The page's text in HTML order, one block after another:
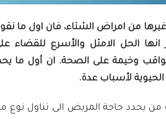
من امراض الشتاء، فان اول ما
انها الحل الامثل والأسرع للقضاء
وخيمة على الصحة. ان أول ما
لأسباب عدة.
من يحدد حاجة المريض الى تناول نوع